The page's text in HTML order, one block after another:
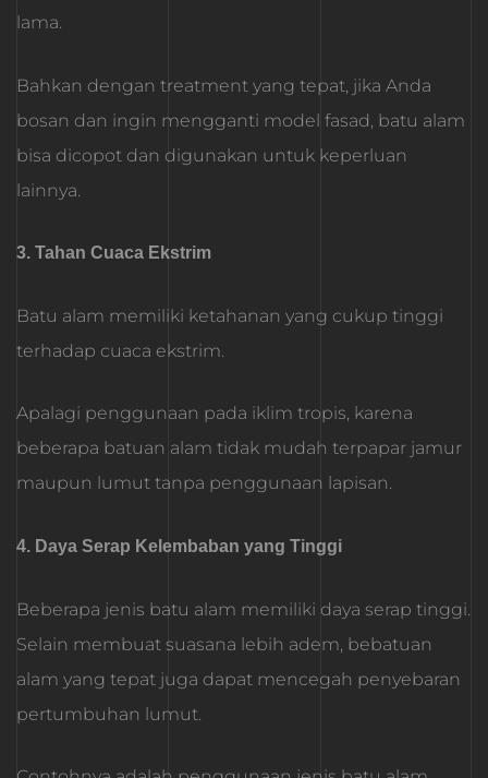
lama.
Bahkan dengan treatment yang tepat, jika Anda
bosan dan ingin mengganti model fasad, batu alam
bisa dicopot dan digunakan untuk keperluan
lainnya.
3. Tahan Cuaca Ekstrim
Batu alam memiliki ketahanan yang cukup tinggi
terhadap cuaca ekstrim.
Apalagi penggunaan pada iklim tropis, karena
beberapa batuan alam tidak mudah terpapar jamur
maupun lumut tanpa penggunaan lapisan.
4. Daya Serap Kelembaban yang Tinggi
Beberapa jenis batu alam memiliki daya serap tinggi.
Selain membuat suasana lebih adem, bebatuan
alam yang tepat juga dapat mencegah penyebaran
pertumbuhan lumut.